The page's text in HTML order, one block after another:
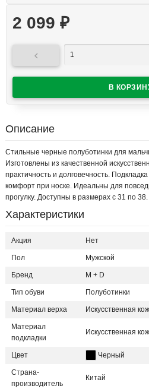
2 099 ₽

Описание
Стильные черные полуботинки для
Изготовлены из качественной
практичность и долговечность.
комфорт при носке. Идеальны для
прогулку. Доступны в размерах с 31 по
Характеристики
Акция Нет
Пол Мужской
Бренд M + D
Тип обуви Полуботинки
Материал верха Искусственная
Материал
подкладки
Искусственная
Цвет Черный
Страна-
производитель
Китай